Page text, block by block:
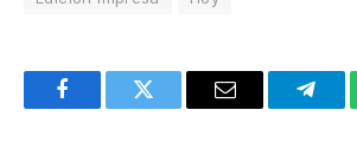
FacebookTwitter Email